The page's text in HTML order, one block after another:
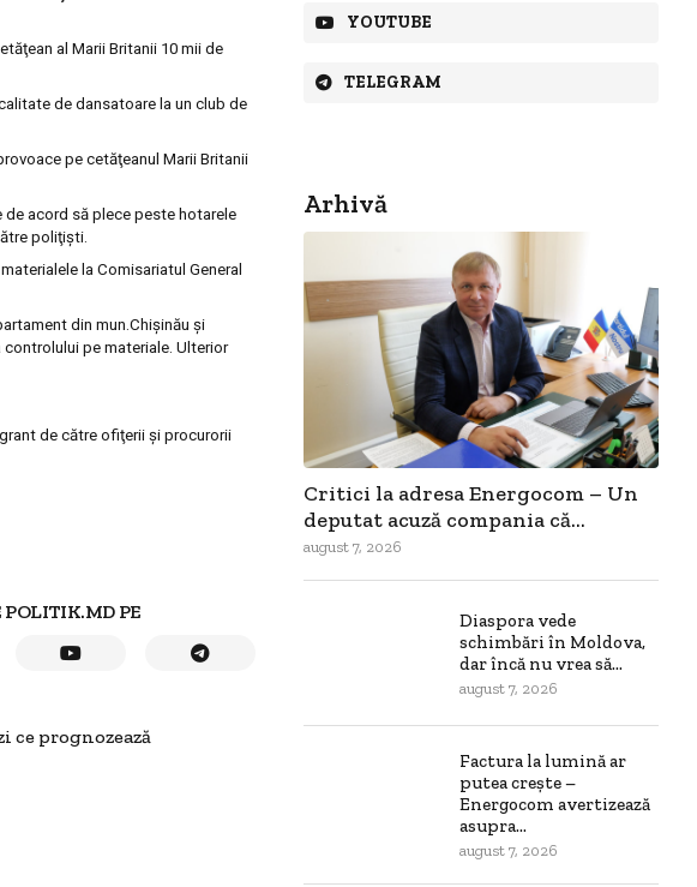
al Marii Britanii 10 mii de
de dansatoare la un club de
pe cetăţeanul Marii Britanii
de acord să plece peste hotarele
poliţişti.
la Comisariatul General
din mun.Chişinău şi
pe materiale. Ulterior
de către ofiţerii şi procurorii
POLITIK.MD PE
ce prognozează
YOUTUBE
TELEGRAM
Arhivă
Critici la adresa Energocom – Un
deputat acuză compania că...
august 7, 2026
Diaspora vede
schimbări în Moldova,
dar încă nu vrea să...
august 7, 2026
Factura la lumină ar
putea crește –
Energocom avertizează
asupra...
august 7, 2026